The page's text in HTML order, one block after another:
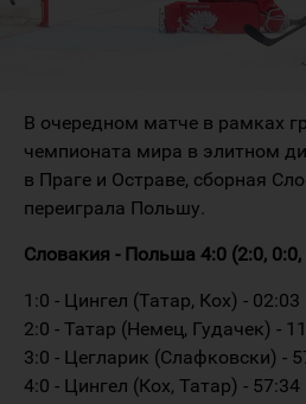
В очередном матче в рамках
чемпионата мира в элитном
в Праге и Остраве, сборная
переиграла Польшу.
Словакия - Польша 4:0 (2:0, 0:0,
1:0 - Цингел (Татар, Кох) - 02:03
2:0 - Татар (Немец, Гудачек) -
3:0 - Цегларик (Слафковски) -
4:0 - Цингел (Кох, Татар) - 57:34